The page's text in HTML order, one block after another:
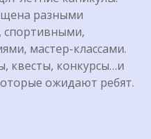
разными
спортивными,
мастер-классами.
квесты, конкурсы…и
ожидают ребят.